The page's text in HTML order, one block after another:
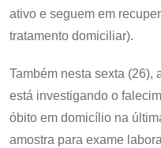
ativo e seguem em
tratamento domiciliar).
Também nesta sexta (26),
está investigando o
óbito em domicílio na
amostra para exame